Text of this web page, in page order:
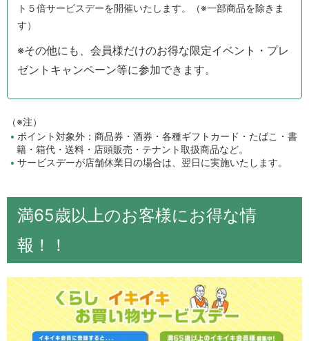
ト５倍サービスデーを開催いたします。（※一部商品を除きま
す）
※その他にも、会員様だけのお得な限定イベント・プレ
ゼントキャンペーン等に参加できます。
（※注）
ポイント対象外：商品券・酒券・各種ギフトカード・たばこ・書
籍・箱代・送料・店頭販売・テナント取扱商品など。
サービスデーが店舗休業日の場合は、翌日に実施いたします。
満65歳以上のお客様にお得な情
報！！